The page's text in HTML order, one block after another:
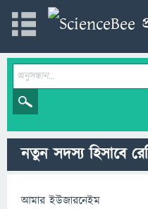
নতুন সদস্য হিসাবে
আমার ইউজারনেইম